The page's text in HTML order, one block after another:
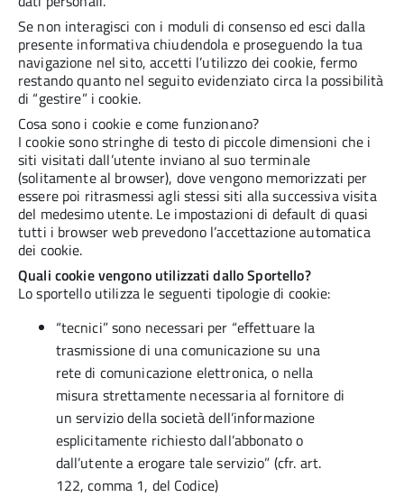
Se non interagisci con i moduli di consenso ed esci dalla
presente informativa chiudendola e proseguendo la tua
navigazione nel sito, accetti l’utilizzo dei cookie, fermo
restando quanto nel seguito evidenziato circa la possibilità
di “gestire” i cookie.
Cosa sono i cookie e come funzionano?
I cookie sono stringhe di testo di piccole dimensioni che i
siti visitati dall’utente inviano al suo terminale
(solitamente al browser), dove vengono memorizzati per
essere poi ritrasmessi agli stessi siti alla successiva visita
del medesimo utente. Le impostazioni di default di quasi
tutti i browser web prevedono l’accettazione automatica
dei cookie.
Quali cookie vengono utilizzati dallo Sportello?
Lo sportello utilizza le seguenti tipologie di cookie:
“tecnici” sono necessari per “effettuare la
trasmissione di una comunicazione su una
rete di comunicazione elettronica, o nella
misura strettamente necessaria al fornitore di
un servizio della società dell’informazione
esplicitamente richiesto dall’abbonato o
dall’utente a erogare tale servizio” (cfr. art.
122, comma 1, del Codice)